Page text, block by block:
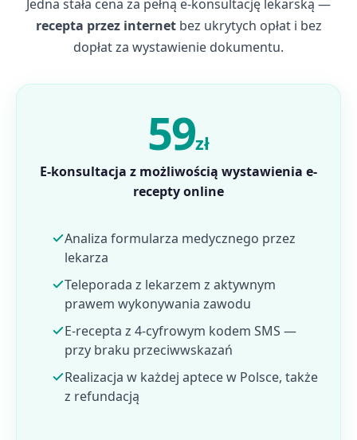
Jedna stała cena za pełną e-konsultację lekarską —
recepta przez internetbez ukrytych opłat i bez
dopłat za wystawienie dokumentu.
59zł
E-konsultacja z możliwością wystawienia e-
recepty online
Analiza formularza medycznego przez
lekarza
Teleporada z lekarzem z aktywnym
prawem wykonywania zawodu
E-recepta z 4-cyfrowym kodem SMS —
przy braku przeciwwskazań
Realizacja w każdej aptece w Polsce, także
z refundacją